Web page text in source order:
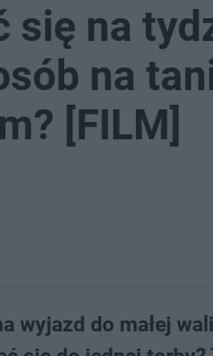
się na
na
[FILM]
wyjazd do małej